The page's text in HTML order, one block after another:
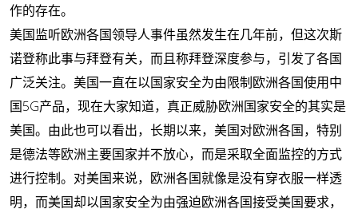
作的存在。
美国监听欧洲各国领导人事件虽然发生在几年前，但这次斯
诺登称此事与拜登有关，而且称拜登深度参与，引发了各国
广泛关注。美国一直在以国家安全为由限制欧洲各国使用中
国5G产品，现在大家知道，真正威胁欧洲国家安全的其实是
美国。由此也可以看出，长期以来，美国对欧洲各国，特别
是德法等欧洲主要国家并不放心，而是采取全面监控的方式
进行控制。对美国来说，欧洲各国就像是没有穿衣服一样透
明，而美国却以国家安全为由强迫欧洲各国接受美国要求，